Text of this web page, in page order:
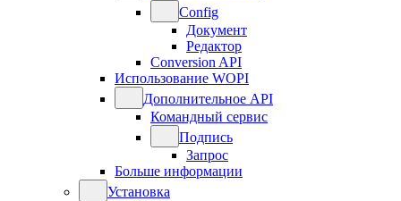
Config
Документ
Редактор
Conversion API
Использование WOPI
Дополнительное API
Командный сервис
Подпись
Запрос
Больше информации
Установка